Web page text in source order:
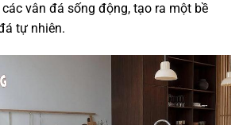
vân đá sống động, tạo ra một bề
tự nhiên.